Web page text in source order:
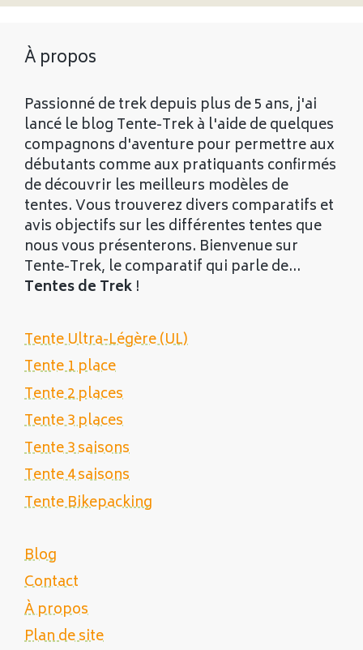
À propos
Passionné de trek depuis plus de 5 ans, j'ai
lancé le blog Tente-Trek à l'aide de quelques
compagnons d'aventure pour permettre aux
débutants comme aux pratiquants confirmés
de découvrir les meilleurs modèles de
tentes. Vous trouverez divers comparatifs et
avis objectifs sur les différentes tentes que
nous vous présenterons. Bienvenue sur
Tente-Trek, le comparatif qui parle de...
Tentes de Trek !
Tente Ultra-Légère (UL)
Tente 1 place
Tente 2 places
Tente 3 places
Tente 3 saisons
Tente 4 saisons
Tente Bikepacking
Blog
Contact
À propos
Plan de site